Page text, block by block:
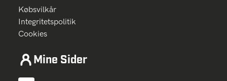
Købsvilkår
Integritetspolitik
Cookies
Mine Sider